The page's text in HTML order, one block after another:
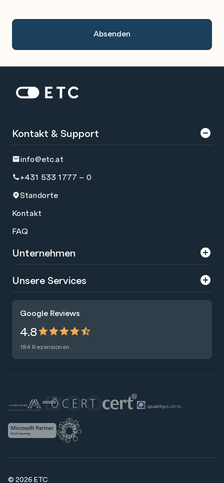
Startseite: ETC
Google Reviews
4.8
184 Rezensionen
Kontakt & Support
info@etc.at
+431 533 1777 – 0
Standorte
Kontakt
FAQ
Unternehmen
Über uns
Presse
Nachhaltigkeit
Blog
Unsere Services
Raummiete
© 2026 ETC